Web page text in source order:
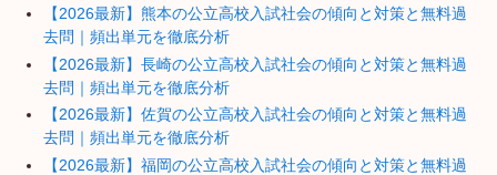
【2026最新】熊本の公立高校入試社会の傾向と対策と無料過
去問｜頻出単元を徹底分析
【2026最新】長崎の公立高校入試社会の傾向と対策と無料過
去問｜頻出単元を徹底分析
【2026最新】佐賀の公立高校入試社会の傾向と対策と無料過
去問｜頻出単元を徹底分析
【2026最新】福岡の公立高校入試社会の傾向と対策と無料過